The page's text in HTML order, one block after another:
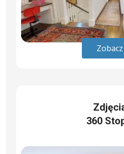
Zobacz
360